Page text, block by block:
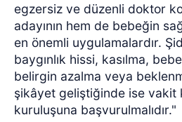
egzersiz ve düzenli doktor
adayının hem de bebeğin
en önemli uygulamalardır.
baygınlık hissi, kasılma,
belirgin azalma veya
şikâyet geliştiğinde ise vakit
kuruluşuna başvurulmalıdır."